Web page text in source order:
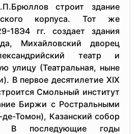
строит здание
корпуса. Тот же
18Э4 гг. создает здания
Михайловский дворец
театр и
улицу (Театральная, ныне
В первое десятилетие XIX
Смольный институт
Биржи с Ростральными
Томон), Казанский собор
В последующие годы